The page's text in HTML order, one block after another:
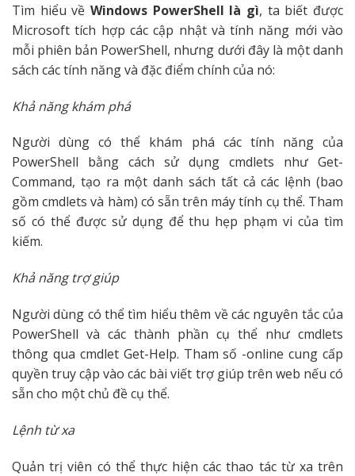
Tìm hiểu về Windows PowerShell là gì, ta biết được
Microsoft tích hợp các cập nhật và tính năng mới vào
mỗi phiên bản PowerShell, nhưng dưới đây là một danh
sách các tính năng và đặc điểm chính của nó:
Khả năng khám phá
Người dùng có thể khám phá các tính năng của
PowerShell bằng cách sử dụng cmdlets như Get-
Command, tạo ra một danh sách tất cả các lệnh (bao
gồm cmdlets và hàm) có sẵn trên máy tính cụ thể. Tham
số có thể được sử dụng để thu hẹp phạm vi của tìm
kiếm.
Khả năng trợ giúp
Người dùng có thể tìm hiểu thêm về các nguyên tắc của
PowerShell và các thành phần cụ thể như cmdlets
thông qua cmdlet Get-Help. Tham số -online cung cấp
quyền truy cập vào các bài viết trợ giúp trên web nếu có
sẵn cho một chủ đề cụ thể.
Lệnh từ xa
Quản trị viên có thể thực hiện các thao tác từ xa trên